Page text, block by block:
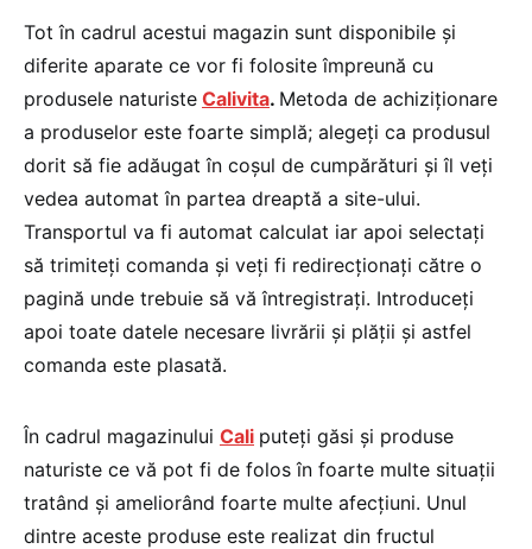
Tot în cadrul acestui magazin sunt disponibile şi
diferite aparate ce vor fi folosite împreună cu
produsele naturiste Calivita. Metoda de achiziţionare
a produselor este foarte simplă; alegeţi ca produsul
dorit să fie adăugat în coşul de cumpărături şi îl veţi
vedea automat în partea dreaptă a site-ului.
Transportul va fi automat calculat iar apoi selectaţi
să trimiteţi comanda şi veţi fi redirecţionaţi către o
pagină unde trebuie să vă întregistraţi. Introduceţi
apoi toate datele necesare livrării şi plăţii şi astfel
comanda este plasată.
În cadrul magazinului Cali puteţi găsi şi produse
naturiste ce vă pot fi de folos în foarte multe situaţii
tratând şi ameliorând foarte multe afecţiuni. Unul
dintre aceste produse este realizat din fructul